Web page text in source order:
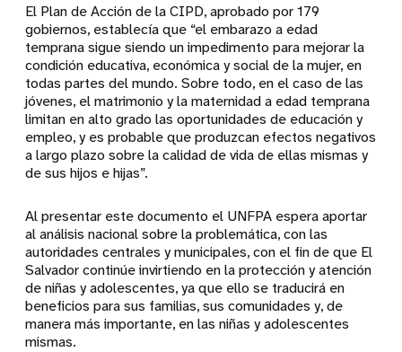
El Plan de Acción de la CIPD, aprobado por 179
gobiernos, establecía que “el emba­razo a edad
temprana sigue siendo un impedimento para mejorar la
condición educativa, económica y social de la mujer, en
todas partes del mundo. Sobre todo, en el caso de las
jóvenes, el matrimonio y la maternidad a edad temprana
limitan en alto grado las oportunidades de educación y
empleo, y es probable que produzcan efectos negativos
a largo plazo sobre la calidad de vida de ellas mismas y
de sus hijos e hijas”.
Al presentar este documento el UNFPA espera aportar
al análisis nacional sobre la problemática, con las
autoridades centrales y municipales, con el fin de que El
Salvador continúe invirtiendo en la protección y atención
de niñas y adolescentes, ya que ello se traducirá en
beneficios para sus familias, sus comunidades y, de
manera más importante, en las niñas y adolescentes
mismas.